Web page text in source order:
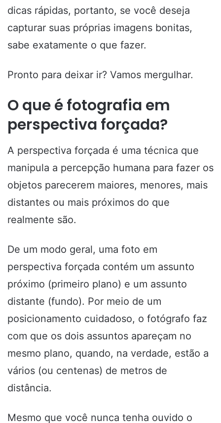
dicas rápidas, portanto, se você deseja
capturar suas próprias imagens bonitas,
sabe exatamente o que fazer.
Pronto para deixar ir? Vamos mergulhar.
O que é fotografia em
perspectiva forçada?
A perspectiva forçada é uma técnica que
manipula a percepção humana para fazer os
objetos parecerem maiores, menores, mais
distantes ou mais próximos do que
realmente são.
De um modo geral, uma foto em
perspectiva forçada contém um assunto
próximo (primeiro plano) e um assunto
distante (fundo). Por meio de um
posicionamento cuidadoso, o fotógrafo faz
com que os dois assuntos apareçam no
mesmo plano, quando, na verdade, estão a
vários (ou centenas) de metros de
distância.
Mesmo que você nunca tenha ouvido o